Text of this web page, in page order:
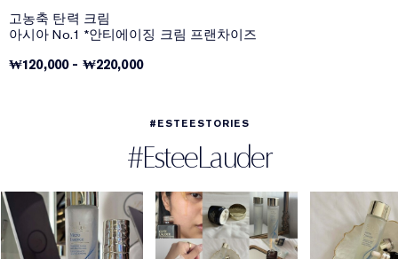
고농축 탄력 크림
아시아 No.1 *안티에이징 크림 프랜차이즈
₩120,000- ₩220,000
#ESTEESTORIES
#EsteeLauder